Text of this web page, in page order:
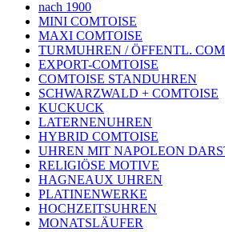
nach 1900
MINI COMTOISE
MAXI COMTOISE
TURMUHREN / ÖFFENTL.
EXPORT-COMTOISE
COMTOISE STANDUHREN
SCHWARZWALD + COMTOISE
KUCKUCK
LATERNENUHREN
HYBRID COMTOISE
UHREN MIT NAPOLEON
RELIGIÖSE MOTIVE
HAGNEAUX UHREN
PLATINENWERKE
HOCHZEITSUHREN
MONATSLÄUFER